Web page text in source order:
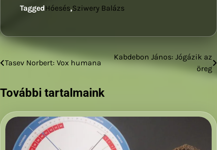
TaggedHóesés,Sziwery Balázs
Bejegyzés
Tasev Norbert: Vox humana
Kabdebon János: Jógázik az
öreg
További tartalmaink